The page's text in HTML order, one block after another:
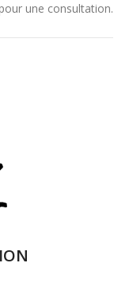
une consultation.